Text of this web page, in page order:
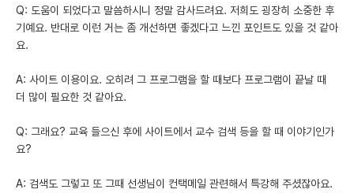
Q: 도움이 되었다고 말씀하시니 정말 감사드려요. 저희도 굉장히 소중한 후
기예요. 반대로 이런 거는 좀 개선하면 좋겠다고 느낀 포인트도 있을 것 같아
요.
A: 사이트 이용이요. 오히려 그 프로그램을 할 때보다 프로그램이 끝날 때
더 많이 필요한 것 같아요.
Q: 그래요? 교육 들으신 후에 사이트에서 교수 검색 등을 할 때 이야기인가
요?
A: 검색도 그렇고 또 그때 선생님이 컨택메일 관련해서 특강해 주셨잖아요.